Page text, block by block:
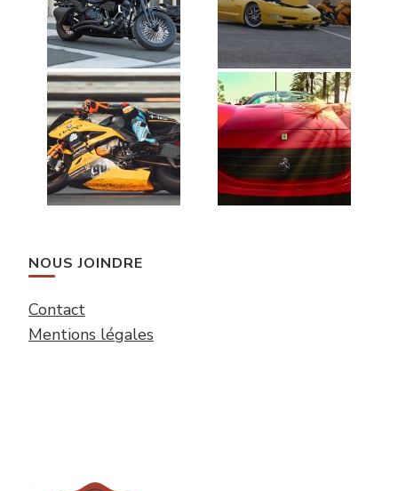
NOUS JOINDRE
Contact
Mentions légales